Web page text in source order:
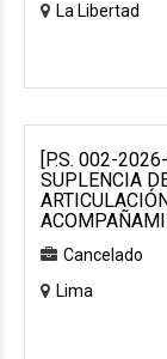
La Libertad
[P.S. 002-
SUPLENCIA
Cancelado
Lima